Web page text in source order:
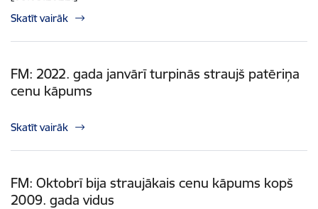
Skatīt vairāk
FM: 2022. gada janvārī turpinās straujš patēriņa
cenu kāpums
Skatīt vairāk
FM: Oktobrī bija straujākais cenu kāpums kopš
2009. gada vidus